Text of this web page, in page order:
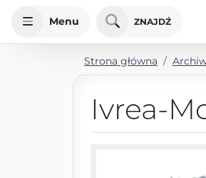
Menu ZNAJDŹ
Strona główna
Ivrea-